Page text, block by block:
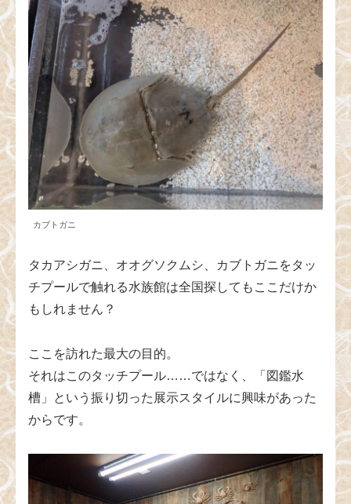
カブトガニ
タカアシガニ、オオグソクムシ、カブトガニをタッ
チプールで触れる水族館は全国探してもここだけか
もしれません？
ここを訪れた最大の目的。
それはこのタッチプール……ではなく、「図鑑水
槽」という振り切った展示スタイルに興味があった
からです。